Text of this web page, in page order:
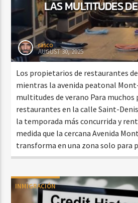
LAS MULTITUDES
rasco
AUGUST 30, 2025
Los propietarios de restaurantes
mientras la avenida peatonal
multitudes de verano Para
restaurantes en la calle Saint-
la temporada más concurrida y
medida que la cercana Avenida
transforma en una zona solo para
INMIGRACIÓN